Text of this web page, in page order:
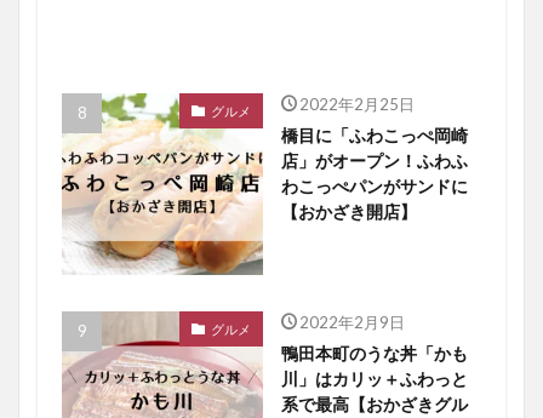
グルメ 2022年2月25日
橋目に「ふわこっぺ岡崎
店」がオープン！ふわふ
わこっぺパンがサンドに
【おかざき開店】
グルメ 2022年2月9日
鴨田本町のうな丼「かも
川」はカリッ＋ふわっと
系で最高【おかざきグル